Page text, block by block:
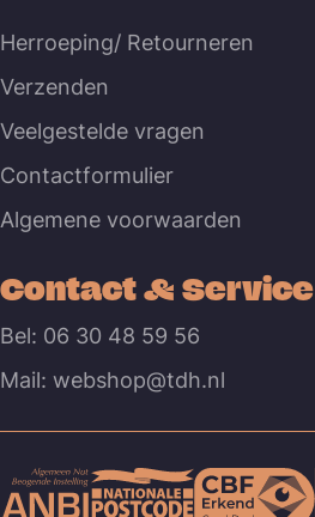
Herroeping/ Retourneren
Verzenden
Veelgestelde vragen
Contactformulier
Algemene voorwaarden
Contact & Service
Bel: 06 30 48 59 56
Mail: webshop@tdh.nl